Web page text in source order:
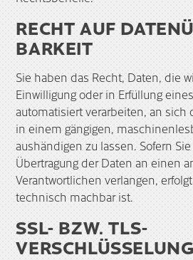
RECHT AUF
BARKEIT
Sie haben das Recht, Daten, die
Einwilligung oder in Erfüllung
automatisiert verarbeiten, an sich
in einem gängigen,
aushändigen zu lassen. Sofern
Übertragung der Daten an einen
Verantwortlichen verlangen,
technisch machbar ist.
SSL- BZW. TLS-
VERSCHLÜSSELUNG